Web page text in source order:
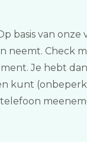
basis van
neemt. Check
Je hebt
kunt